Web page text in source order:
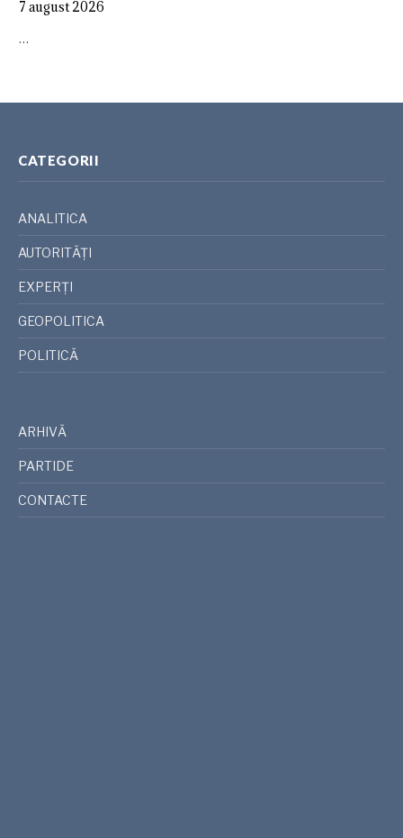
7 august 2026
…
CATEGORII
ANALITICA
AUTORITĂȚI
EXPERȚI
GEOPOLITICA
POLITICĂ
ARHIVĂ
PARTIDE
CONTACTE